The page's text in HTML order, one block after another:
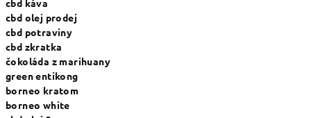
cbd káva
cbd olej prodej
cbd potraviny
cbd zkratka
čokoláda z marihuany
green entikong
borneo kratom
borneo white